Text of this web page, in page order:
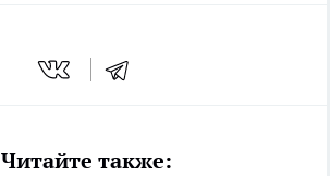
Читайте также: